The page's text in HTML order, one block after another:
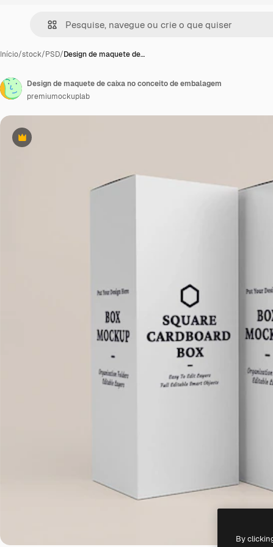
Início/stock/PSD/Design de maquete de…
Premium
Design de maquete de caixa no conceito de embalagem
premiumockuplab
By